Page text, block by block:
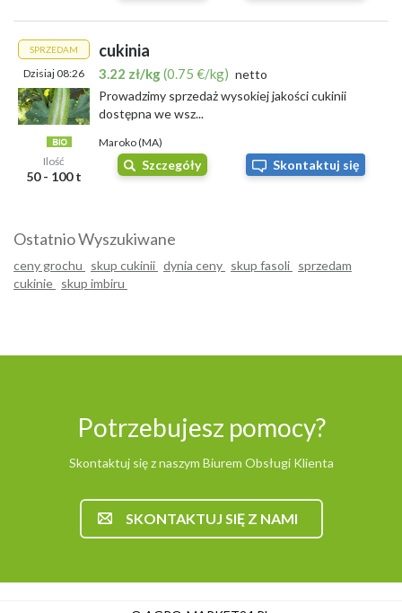
SPRZEDAM
Dzisiaj 08:26
Ilość
50 - 100 t
cukinia
3.22 zł/kg(0.75 €/kg) netto
Prowadzimy sprzedaż wysokiej jakości cukinii
dostępna we wsz...
Maroko (MA)
Szczegóły Skontaktuj się
Ostatnio Wyszukiwane
ceny grochu skup cukinii dynia ceny skup fasoli sprzedam
cukinie skup imbiru
Potrzebujesz pomocy?
Skontaktuj się z naszym Biurem Obsługi Klienta
SKONTAKTUJ SIĘ Z NAMI